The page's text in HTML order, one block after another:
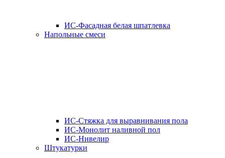
ИС-Фасадная белая шпатлевка
Напольные смеси
ИС-Стяжка для выравнивания пола
ИС-Монолит наливной пол
ИС-Нивелир
Штукатурки